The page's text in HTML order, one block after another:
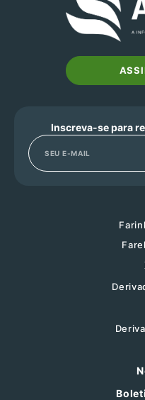
Inscreva-se para